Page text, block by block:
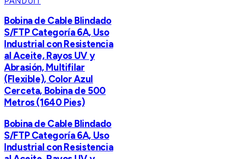
Bobina de Cable Blindado
S/FTP Categoría 6A, Uso
Industrial con Resistencia
al Aceite, Rayos UV y
Abrasión, Multifilar
(Flexible), Color Azul
Cerceta, Bobina de 500
Metros (1640 Pies)
Bobina de Cable Blindado
S/FTP Categoría 6A, Uso
Industrial con Resistencia